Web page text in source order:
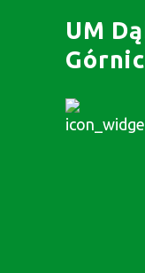
UM